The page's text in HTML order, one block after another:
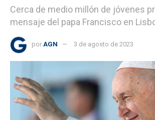
Cerca de medio millón de jóvenes
mensaje del papa Francisco en
por AGN 3 de agosto de 2023